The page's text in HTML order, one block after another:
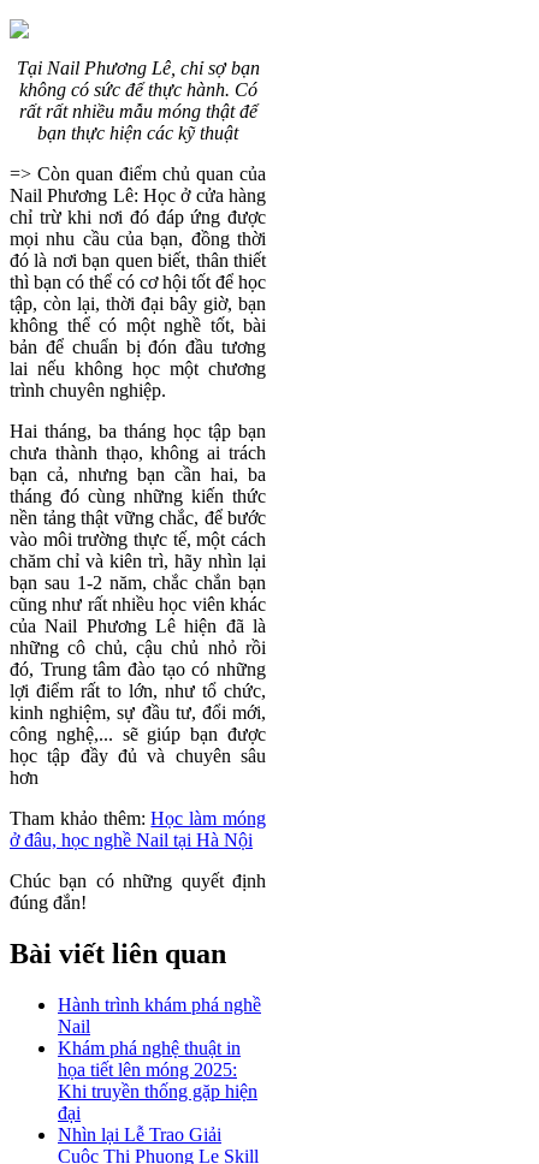
Tại Nail Phương Lê, chỉ sợ bạn
không có sức để thực hành. Có
rất rất nhiều mẫu móng thật để
bạn thực hiện các kỹ thuật
=> Còn quan điểm chủ quan của
Nail Phương Lê: Học ở cửa hàng
chỉ trừ khi nơi đó đáp ứng được
mọi nhu cầu của bạn, đồng thời
đó là nơi bạn quen biết, thân thiết
thì bạn có thể có cơ hội tốt để học
tập, còn lại, thời đại bây giờ, bạn
không thể có một nghề tốt, bài
bản để chuẩn bị đón đầu tương
lai nếu không học một chương
trình chuyên nghiệp.
Hai tháng, ba tháng học tập bạn
chưa thành thạo, không ai trách
bạn cả, nhưng bạn cần hai, ba
tháng đó cùng những kiến thức
nền tảng thật vững chắc, để bước
vào môi trường thực tế, một cách
chăm chỉ và kiên trì, hãy nhìn lại
bạn sau 1-2 năm, chắc chắn bạn
cũng như rất nhiều học viên khác
của Nail Phương Lê hiện đã là
những cô chủ, cậu chủ nhỏ rồi
đó, Trung tâm đào tạo có những
lợi điểm rất to lớn, như tổ chức,
kinh nghiệm, sự đầu tư, đổi mới,
công nghệ,... sẽ giúp bạn được
học tập đầy đủ và chuyên sâu
hơn
Tham khảo thêm:Học làm móng
ở đâu, học nghề Nail tại Hà Nội
Chúc bạn có những quyết định
đúng đắn!
Bài viết liên quan
Hành trình khám phá nghề
Nail
Khám phá nghệ thuật in
họa tiết lên móng 2025:
Khi truyền thống gặp hiện
đại
Nhìn lại Lễ Trao Giải
Cuộc Thi Phuong Le Skill